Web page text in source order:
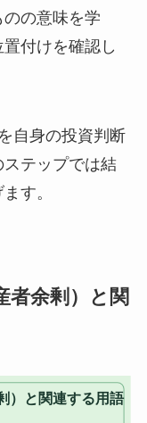
の意味を学
付けを確認し
自身の投資判断
テップでは結
す。
者余剰）と関